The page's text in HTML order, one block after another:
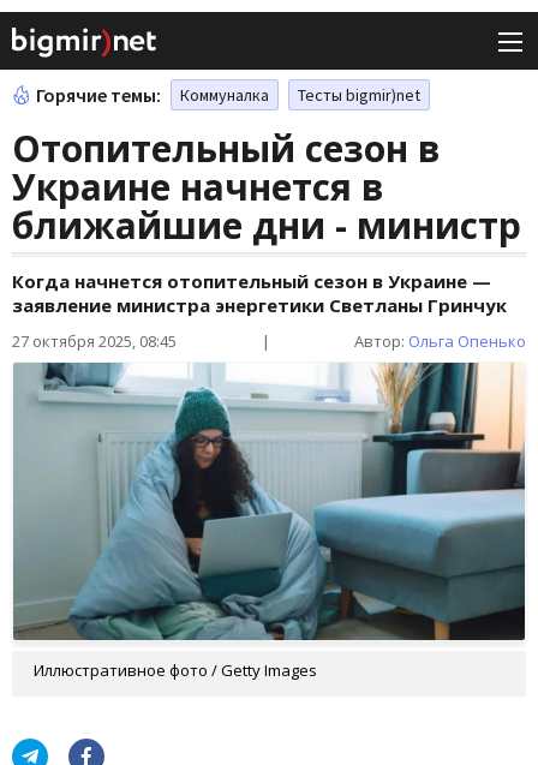
Горячие темы: Коммуналка Тесты bigmir)net
Отопительный сезон в
Украине начнется в
ближайшие дни - министр
Когда начнется отопительный сезон в Украине —
заявление министра энергетики Светланы Гринчук
27 октября 2025, 08:45 | Автор: Ольга Опенько
Иллюстративное фото / Getty Images